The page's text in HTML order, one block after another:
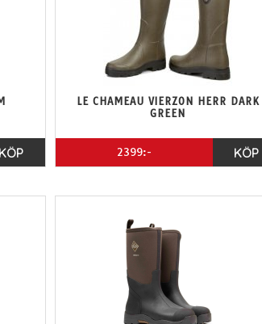
KÖP
LE CHAMEAU VIERZON HERR DARK
GREEN
2399:- KÖP